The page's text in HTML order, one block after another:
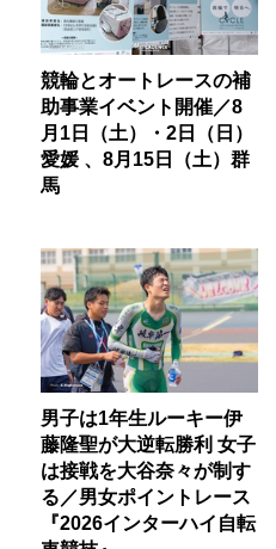
競輪とオートレースの補
助事業イベント開催／8
月1日（土）・2日（日）
愛媛 、8月15日（土）群
馬
男子は1年生ルーキー伊
藤隆聖が大逆転勝利 女子
は接戦を大谷奈々が制す
る／男女ポイントレース
『2026インターハイ自転